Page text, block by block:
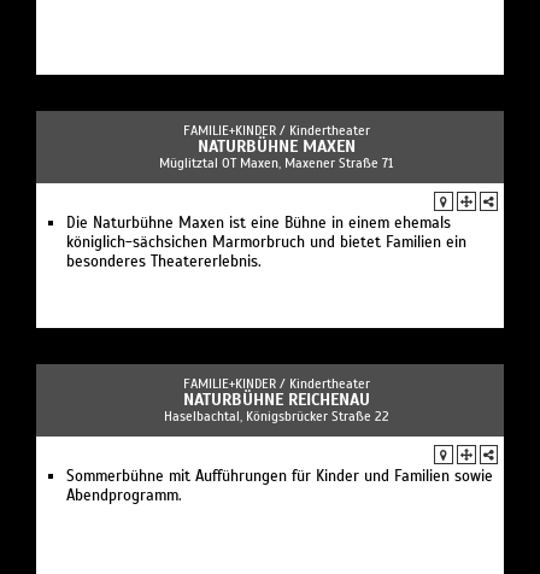
FAMILIE+KINDER / Kindertheater
NATURBÜHNE MAXEN
Müglitztal OT Maxen, Maxener Straße 71
Die Naturbühne Maxen ist eine Bühne in einem ehemals
königlich-sächsichen Marmorbruch und bietet Familien ein
besonderes Theatererlebnis.
FAMILIE+KINDER / Kindertheater
NATURBÜHNE REICHENAU
Haselbachtal, Königsbrücker Straße 22
Sommerbühne mit Aufführungen für Kinder und Familien sowie
Abendprogramm.